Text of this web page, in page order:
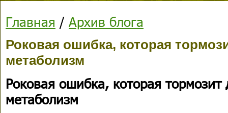
Главная / Архив блога
Роковая ошибка, которая
метаболизм
Роковая ошибка, которая
метаболизм